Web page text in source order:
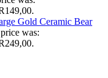
Gold Ceramic Bear
was: